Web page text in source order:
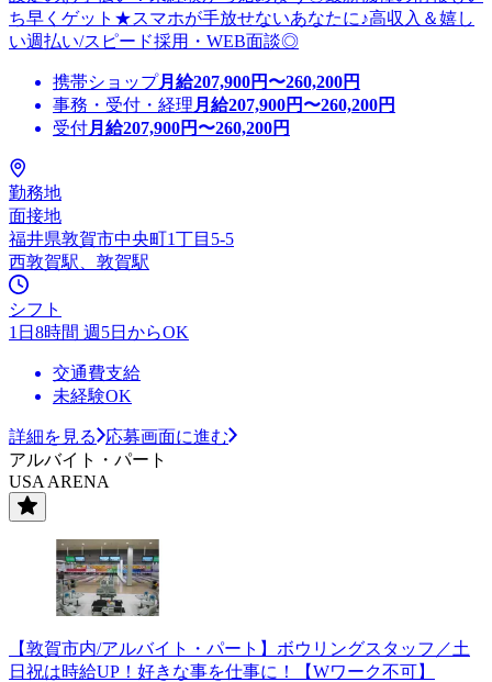
ち早くゲット★スマホが手放せないあなたに♪高収入＆嬉し
い週払い/スピード採用・WEB面談◎
携帯ショップ月給207,900円〜260,200円
事務・受付・経理 月給207,900円〜260,200円
受付月給207,900円〜260,200円
勤務地
面接地
福井県敦賀市中央町1丁目5-5
西敦賀駅、敦賀駅
シフト
1日8時間 週5日からOK
交通費支給
未経験OK
詳細を見る
応募画面に進む
アルバイト・パート
USA ARENA
【敦賀市内/アルバイト・パート】ボウリングスタッフ／土
日祝は時給UP！好きな事を仕事に！【Wワーク不可】